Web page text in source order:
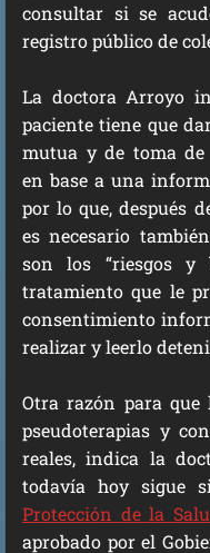
consultar si se
registro público de
La doctora Arroyo
paciente tiene que
mutua y de toma de
en base a una
por lo que, después
es necesario
son los “riesgos y
tratamiento que le
consentimiento
realizar y leerlo
Otra razón para que
pseudoterapias y
reales, indica la
todavía hoy sigue
Protección de la
aprobado por el